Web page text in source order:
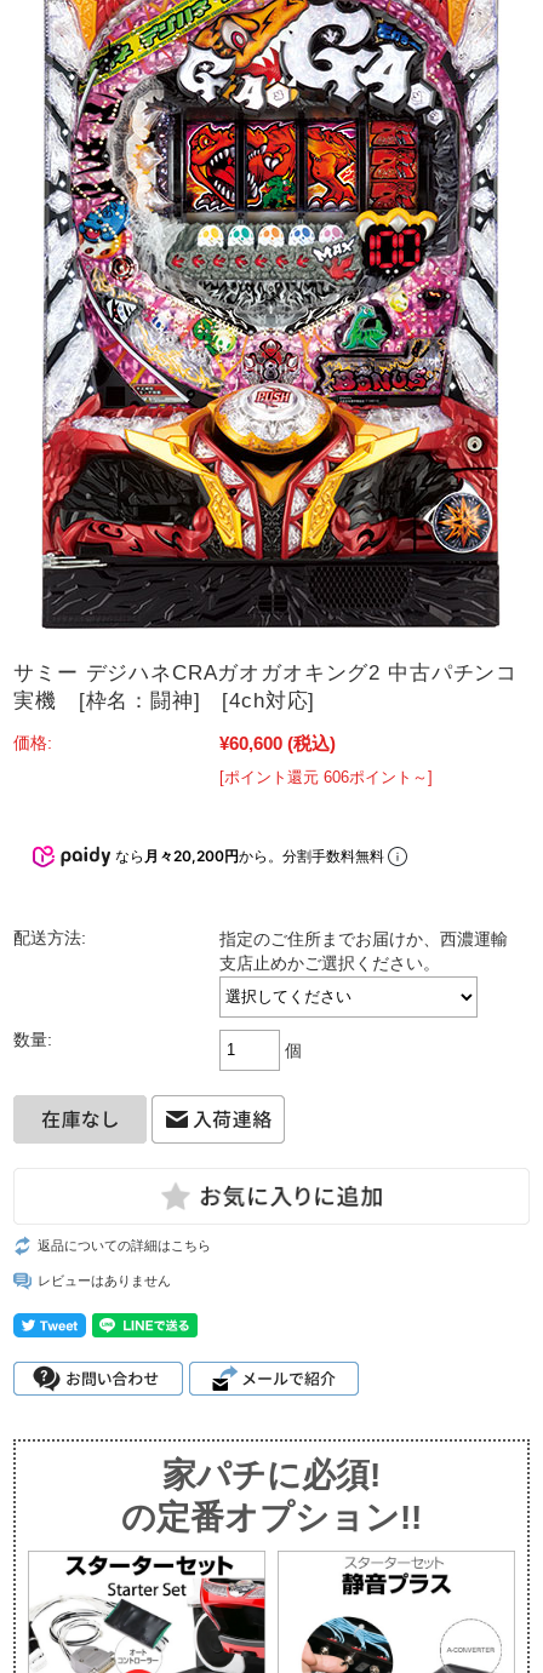
サミー デジハネCRAガオガオキング2 中古パチンコ
実機 [枠名：闘神] [4ch対応]
価格: ¥60,600 (税込)
[ポイント還元 606ポイント～]
なら 月々20,200円から。分割手数料無料
配送方法:
指定のご住所までお届けか、西濃運輸
支店止めかご選択ください。
数量:
個
返品についての詳細はこちら
レビューはありません
家パチに必須!
の定番オプション!!